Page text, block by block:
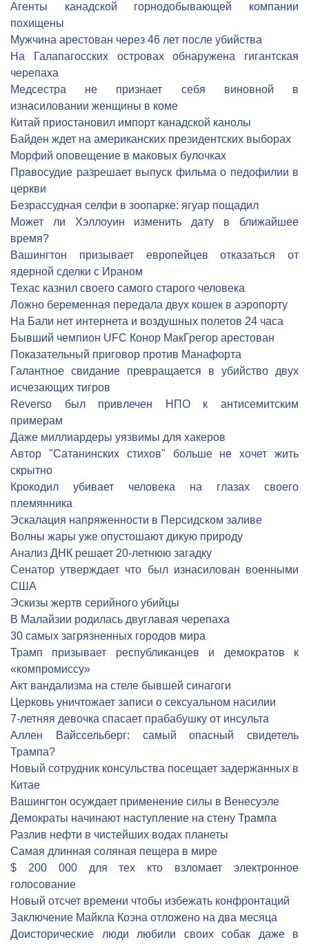
Агенты канадской горнодобывающей компании
похищены
Мужчина арестован через 46 лет после убийства
На Галапагосских островах обнаружена гигантская
черепаха
Медсестра не признает себя виновной в
изнасиловании женщины в коме
Китай приостановил импорт канадской канолы
Байден ждет на американских президентских выборах
Морфий оповещение в маковых булочках
Правосудие разрешает выпуск фильма о педофилии в
церкви
Безрассудная селфи в зоопарке: ягуар пощадил
Может ли Хэллоуин изменить дату в ближайшее
время?
Вашингтон призывает европейцев отказаться от
ядерной сделки с Ираном
Техас казнил своего самого старого человека
Ложно беременная передала двух кошек в аэропорту
На Бали нет интернета и воздушных полетов 24 часа
Бывший чемпион UFC Конор МакГрегор арестован
Показательный приговор против Манафорта
Галантное свидание превращается в убийство двух
исчезающих тигров
Reverso был привлечен НПО к антисемитским
примерам
Даже миллиардеры уязвимы для хакеров
Автор "Сатанинских стихов" больше не хочет жить
скрытно
Крокодил убивает человека на глазах своего
племянника
Эскалация напряженности в Персидском заливе
Волны жары уже опустошают дикую природу
Анализ ДНК решает 20-летнюю загадку
Сенатор утверждает что был изнасилован военными
США
Эскизы жертв серийного убийцы
В Малайзии родилась двуглавая черепаха
30 самых загрязненных городов мира
Трамп призывает республиканцев и демократов к
«компромиссу»
Акт вандализма на стеле бывшей синагоги
Церковь уничтожает записи о сексуальном насилии
7-летняя девочка спасает прабабушку от инсульта
Аллен Вайссельберг: самый опасный свидетель
Трампа?
Новый сотрудник консульства посещает задержанных в
Китае
Вашингтон осуждает применение силы в Венесуэле
Демократы начинают наступление на стену Трампа
Разлив нефти в чистейших водах планеты
Самая длинная соляная пещера в мире
$ 200 000 для тех кто взломает электронное
голосование
Новый отсчет времени чтобы избежать конфронтаций
Заключение Майкла Коэна отложено на два месяца
Доисторические люди любили своих собак даже в